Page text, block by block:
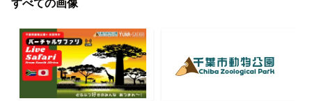
すべての画像